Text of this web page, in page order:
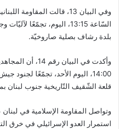
وفي البيان 13، قالت
السّاعة 13:15، اليوم،‏ تجمّعًا
بلدة رشاف بصلية صاروخيّة.
وأكدت في البيان
14:00، اليوم الأحد،‏ تجمّعًا
قلعة الشّقيف التّاريخية جنوب لبنان
وتواصل المقاومة الإسلامية في
استمرار العدو الإسرائيلي في خرق